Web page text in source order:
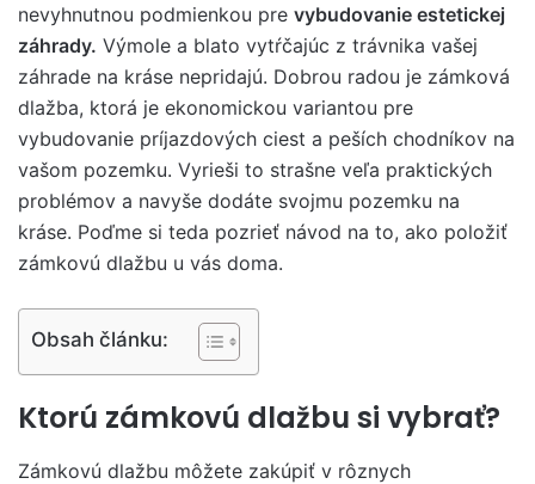
nevyhnutnou podmienkou pre vybudovanie estetickej
záhrady. Výmole a blato vytŕčajúc z trávnika vašej
záhrade na kráse nepridajú. Dobrou radou je zámková
dlažba, ktorá je ekonomickou variantou pre
vybudovanie príjazdových ciest a peších chodníkov na
vašom pozemku. Vyrieši to strašne veľa praktických
problémov a navyše dodáte svojmu pozemku na
kráse. Poďme si teda pozrieť návod na to, ako položiť
zámkovú dlažbu u vás doma.
Obsah článku:
Ktorú zámkovú dlažbu si vybrať?
Zámkovú dlažbu môžete zakúpiť v rôznych